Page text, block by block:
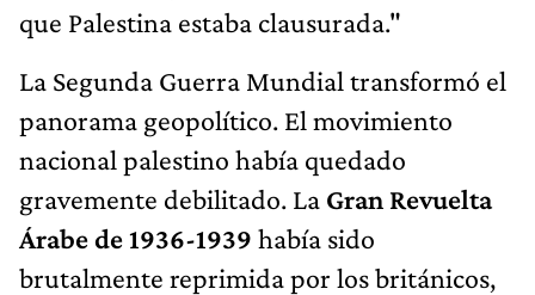
que Palestina estaba clausurada."
La Segunda Guerra Mundial transformó el
panorama geopolítico. El movimiento
nacional palestino había quedado
gravemente debilitado. La Gran Revuelta
Árabe de 1936-1939 había sido
brutalmente reprimida por los británicos,